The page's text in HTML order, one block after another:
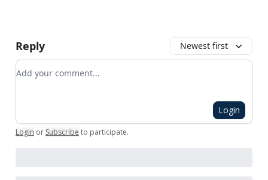
Reply Newest first
Add your comment
Login
Login or Subscribe to participate.